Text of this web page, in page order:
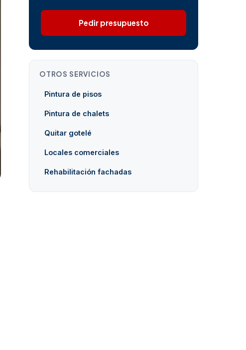
Pedir presupuesto
OTROS SERVICIOS
Pintura de pisos
Pintura de chalets
Quitar gotelé
Locales comerciales
Rehabilitación fachadas